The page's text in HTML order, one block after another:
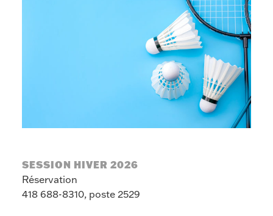
SESSION HIVER 2026
Réservation
418 688-8310, poste 2529